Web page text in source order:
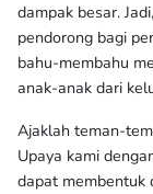
dampak besar.
pendorong bagi
bahu-membahu
anak-anak dari
Ajaklah teman-
Upaya kami
dapat membentuk